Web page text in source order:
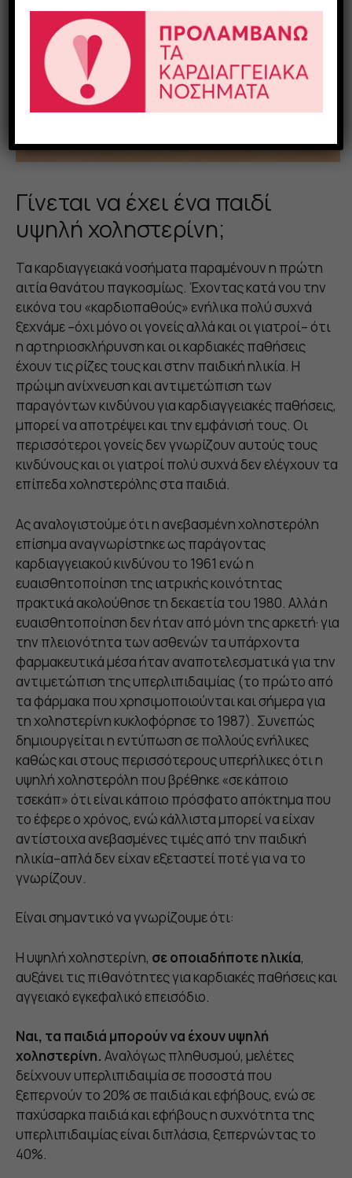
Γίνεται να έχει ένα παιδί
υψηλή χοληστερίνη;
Τα καρδιαγγειακά νοσήματα παραμένουν η πρώτη
αιτία θανάτου παγκοσμίως. Έχοντας κατά νου την
εικόνα του «καρδιοπαθούς» ενήλικα πολύ συχνά
ξεχνάμε –όχι μόνο οι γονείς αλλά και οι γιατροί– ότι
η αρτηριοσκλήρυνση και οι καρδιακές παθήσεις
έχουν τις ρίζες τους και στην παιδική ηλικία. Η
πρώιμη ανίχνευση και αντιμετώπιση των
παραγόντων κινδύνου για καρδιαγγειακές παθήσεις,
μπορεί να αποτρέψει και την εμφάνισή τους. Οι
περισσότεροι γονείς δεν γνωρίζουν αυτούς τους
κινδύνους και οι γιατροί πολύ συχνά δεν ελέγχουν τα
επίπεδα χοληστερόλης στα παιδιά.
Ας αναλογιστούμε ότι η ανεβασμένη χοληστερόλη
επίσημα αναγνωρίστηκε ως παράγοντας
καρδιαγγειακού κινδύνου το 1961 ενώ η
ευαισθητοποίηση της ιατρικής κοινότητας
πρακτικά ακολούθησε τη δεκαετία του 1980. Αλλά η
ευαισθητοποίηση δεν ήταν από μόνη της αρκετή· για
την πλειονότητα των ασθενών τα υπάρχοντα
φαρμακευτικά μέσα ήταν αναποτελεσματικά για την
αντιμετώπιση της υπερλιπιδαιμίας (το πρώτο από
τα φάρμακα που χρησιμοποιούνται και σήμερα για
τη χοληστερίνη κυκλοφόρησε το 1987). Συνεπώς
δημιουργείται η εντύπωση σε πολλούς ενήλικες
καθώς και στους περισσότερους υπερήλικες ότι η
υψηλή χοληστερόλη που βρέθηκε «σε κάποιο
τσεκάπ» ότι είναι κάποιο πρόσφατο απόκτημα που
το έφερε ο χρόνος, ενώ κάλλιστα μπορεί να είχαν
αντίστοιχα ανεβασμένες τιμές από την παιδική
ηλικία–απλά δεν είχαν εξεταστεί ποτέ για να το
γνωρίζουν.
Είναι σημαντικό να γνωρίζουμε ότι:
Η υψηλή χοληστερίνη, σε οποιαδήποτε ηλικία,
αυξάνει τις πιθανότητες για καρδιακές παθήσεις και
αγγειακό εγκεφαλικό επεισόδιο.
Ναι, τα παιδιά μπορούν να έχουν υψηλή
χοληστερίνη. Αναλόγως πληθυσμού, μελέτες
δείχνουν υπερλιπιδαιμία σε ποσοστά που
ξεπερνούν το 20% σε παιδιά και εφήβους, ενώ σε
παχύσαρκα παιδιά και εφήβους η συχνότητα της
υπερλιπιδαιμίας είναι διπλάσια, ξεπερνώντας το
40%.